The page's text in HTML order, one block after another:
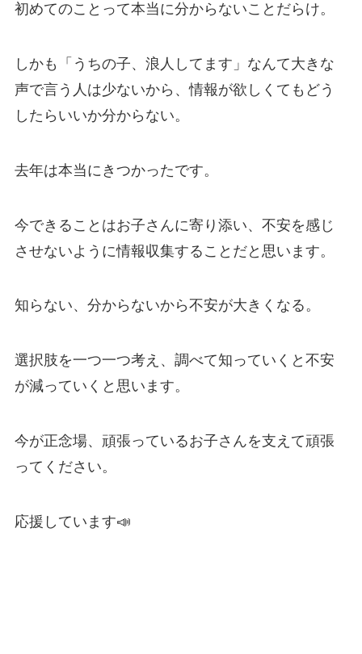
初めてのことって本当に分からないことだらけ。
しかも「うちの子、浪人してます」なんて大きな
声で言う人は少ないから、情報が欲しくてもどう
したらいいか分からない。
去年は本当にきつかったです。
今できることはお子さんに寄り添い、不安を感じ
させないように情報収集することだと思います。
知らない、分からないから不安が大きくなる。
選択肢を一つ一つ考え、調べて知っていくと不安
が減っていくと思います。
今が正念場、頑張っているお子さんを支えて頑張
ってください。
応援しています📣